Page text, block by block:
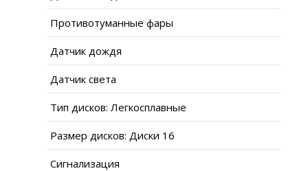
Противотуманные фары
Датчик дождя
Датчик света
Тип дисков: Легкосплавные
Размер дисков: Диски 16
Сигнализация